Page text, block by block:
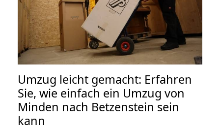
Umzug leicht gemacht: Erfahren
Sie, wie einfach ein Umzug von
Minden nach Betzenstein sein
kann